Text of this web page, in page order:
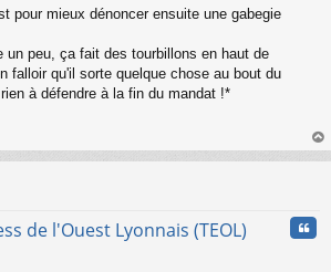
pour mieux dénoncer ensuite une gabegie
un peu, ça fait des tourbillons en haut de
falloir qu'il sorte quelque chose au bout du
à défendre à la fin du mandat !*
au
de l'Ouest Lyonnais (TEOL)